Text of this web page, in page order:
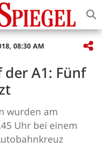
08:30 AM
A1: Fünf
wurden am
Uhr bei einem